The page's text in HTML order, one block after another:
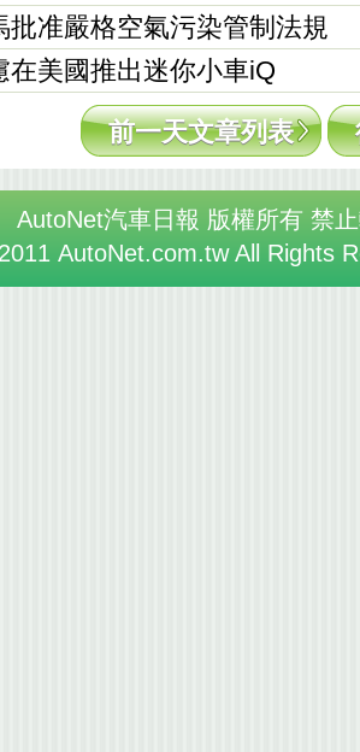
批准嚴格空氣污染管制法規
在美國推出迷你小車iQ
前一天文章列表
AutoNet汽車日報 版權所有 禁
AutoNet.com.tw All Rights